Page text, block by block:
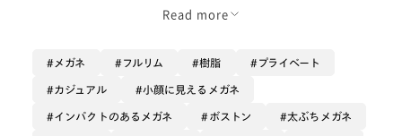
Read more
メガネ フルリム 樹脂 プライベート
カジュアル 小顔に見えるメガネ
インパクトのあるメガネ ボストン 太ぶちメガネ